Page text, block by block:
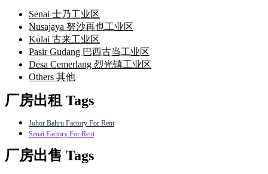
Senai 士乃工业区
Nusajaya 努沙再也工业区
Kulai 古来工业区
Pasir Gudang 巴西古当工业区
Desa Cemerlang 烈光镇工业区
Others 其他
厂房出租 Tags
Johor Bahru Factory For Rent
Senai Factory For Rent
厂房出售 Tags